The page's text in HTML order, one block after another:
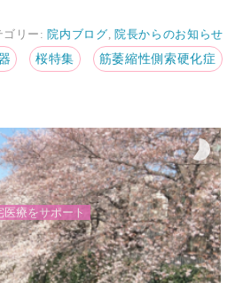
ゴリー:院内ブログ 院長からのお知らせ
桜特集 筋萎縮性側索硬化症
医療をサポー ト